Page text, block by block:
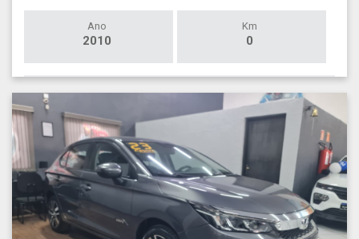
Ano
2010
Km
0